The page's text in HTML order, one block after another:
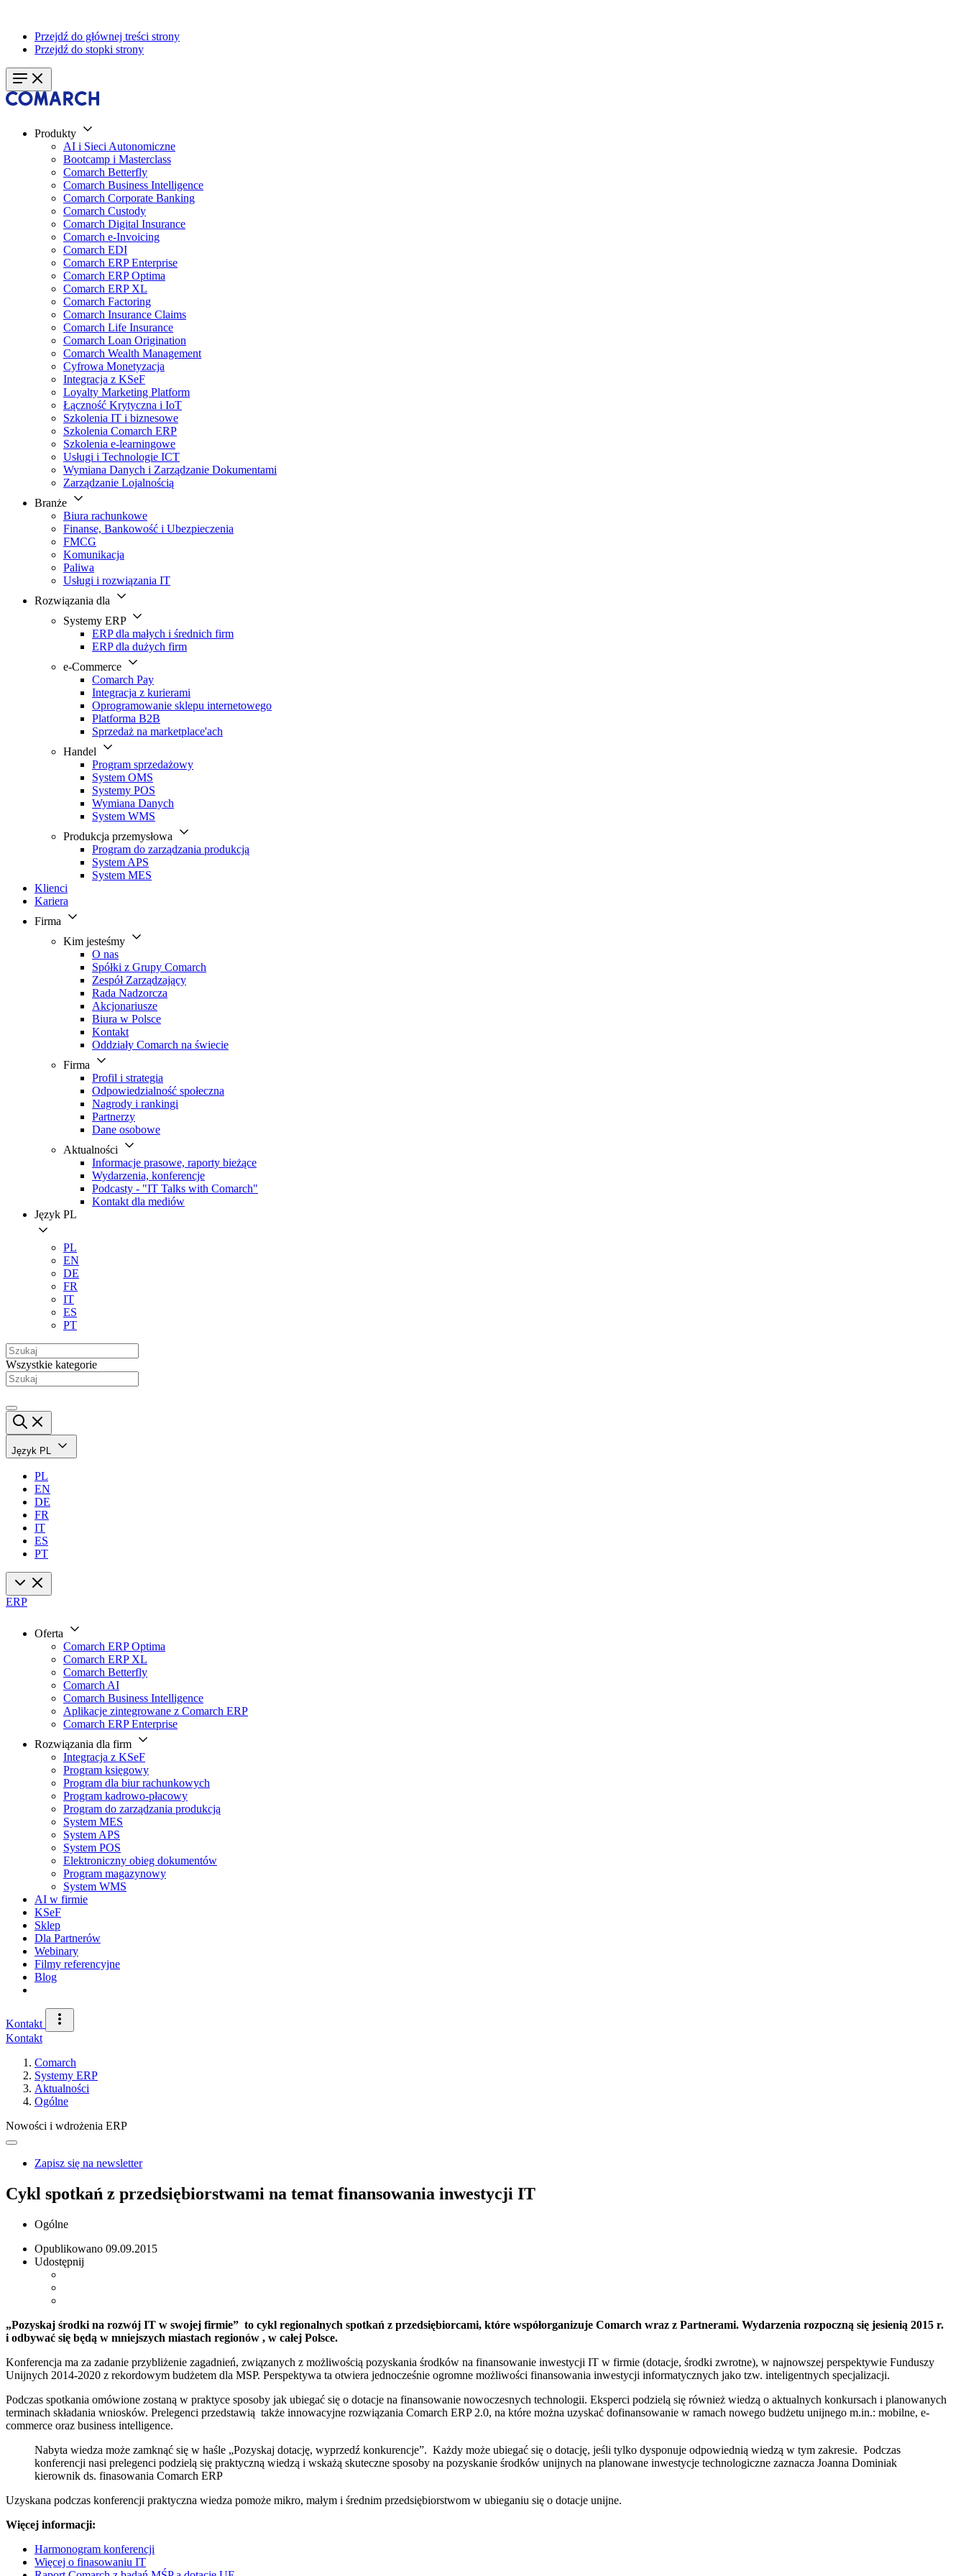
Przejdź do głównej treści strony
Przejdź do stopki strony
Produkty
AI i Sieci Autonomiczne
Bootcamp i Masterclass
Comarch Betterfly
Comarch Business Intelligence
Comarch Corporate Banking
Comarch Custody
Comarch Digital Insurance
Comarch e-Invoicing
Comarch EDI
Comarch ERP Enterprise
Comarch ERP Optima
Comarch ERP XL
Comarch Factoring
Comarch Insurance Claims
Comarch Life Insurance
Comarch Loan Origination
Comarch Wealth Management
Cyfrowa Monetyzacja
Integracja z KSeF
Loyalty Marketing Platform
Łączność Krytyczna i IoT
Szkolenia IT i biznesowe
Szkolenia Comarch ERP
Szkolenia e-learningowe
Usługi i Technologie ICT
Wymiana Danych i Zarządzanie Dokumentami
Zarządzanie Lojalnością
Branże
Biura rachunkowe
Finanse, Bankowość i Ubezpieczenia
FMCG
Komunikacja
Paliwa
Usługi i rozwiązania IT
Rozwiązania dla
Systemy ERP
ERP dla małych i średnich firm
ERP dla dużych firm
e-Commerce
Comarch Pay
Integracja z kurierami
Oprogramowanie sklepu internetowego
Platforma B2B
Sprzedaż na marketplace'ach
Handel
Program sprzedażowy
System OMS
Systemy POS
Wymiana Danych
System WMS
Produkcja przemysłowa
Program do zarządzania produkcją
System APS
System MES
Klienci
Kariera
Firma
Kim jesteśmy
O nas
Spółki z Grupy Comarch
Zespół Zarządzający
Rada Nadzorcza
Akcjonariusze
Biura w Polsce
Kontakt
Oddziały Comarch na świecie
Firma
Profil i strategia
Odpowiedzialność społeczna
Nagrody i rankingi
Partnerzy
Dane osobowe
Aktualności
Informacje prasowe, raporty bieżące
Wydarzenia, konferencje
Podcasty - "IT Talks with Comarch"
Kontakt dla mediów
Język PL
PL
EN
DE
FR
IT
ES
PT
Wszystkie kategorie
Język PL
PL
EN
DE
FR
IT
ES
PT
ERP
Oferta
Comarch ERP Optima
Comarch ERP XL
Comarch Betterfly
Comarch AI
Comarch Business Intelligence
Aplikacje zintegrowane z Comarch ERP
Comarch ERP Enterprise
Rozwiązania dla firm
Integracja z KSeF
Program księgowy
Program dla biur rachunkowych
Program kadrowo-płacowy
Program do zarządzania produkcją
System MES
System APS
System POS
Elektroniczny obieg dokumentów
Program magazynowy
System WMS
AI w firmie
KSeF
Sklep
Dla Partnerów
Webinary
Filmy referencyjne
Blog
Kontakt
Kontakt
Comarch
Systemy ERP
Aktualności
Ogólne
Nowości i wdrożenia ERP
Zapisz się na newsletter
Cykl spotkań z przedsiębiorstwami na temat finansowania inwestycji IT
Ogólne
Opublikowano 09.09.2015
Udostępnij
„Pozyskaj środki na rozwój IT w swojej firmie” to cykl regionalnych spotkań z przedsiębiorcami, które współorganizuje Comarch wraz z Partnerami. Wydarzenia rozpoczną się jesienią 2015 r.
i odbywać się będą w mniejszych miastach regionów , w całej Polsce.
Konferencja ma za zadanie przybliżenie zagadnień, związanych z możliwością pozyskania środków na finansowanie inwestycji IT w firmie (dotacje, środki zwrotne), w najnowszej perspektywie Funduszy
Unijnych 2014-2020 z rekordowym budżetem dla MSP. Perspektywa ta otwiera jednocześnie ogromne możliwości finansowania inwestycji informatycznych jako tzw. inteligentnych specjalizacji.
Podczas spotkania omówione zostaną w praktyce sposoby jak ubiegać się o dotacje na finansowanie nowoczesnych technologii. Eksperci podzielą się również wiedzą o aktualnych konkursach i planowanych
terminach składania wniosków. Prelegenci przedstawią także innowacyjne rozwiązania Comarch ERP 2.0, na które można uzyskać dofinansowanie w ramach nowego budżetu unijnego m.in.: mobilne, e-
commerce oraz business intelligence.
Nabyta wiedza może zamknąć się w haśle „Pozyskaj dotację, wyprzedź konkurencje”. Każdy może ubiegać się o dotację, jeśli tylko dysponuje odpowiednią wiedzą w tym zakresie. Podczas
konferencji nasi prelegenci podzielą się praktyczną wiedzą i wskażą skuteczne sposoby na pozyskanie środków unijnych na planowane inwestycje technologiczne zaznacza Joanna Dominiak
kierownik ds. finasowania Comarch ERP
Uzyskana podczas konferencji praktyczna wiedza pomoże mikro, małym i średnim przedsiębiorstwom w ubieganiu się o dotacje unijne.
Więcej informacji:
Harmonogram konferencji
Więcej o finasowaniu IT